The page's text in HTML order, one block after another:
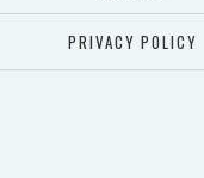
PRIVACY POLICY